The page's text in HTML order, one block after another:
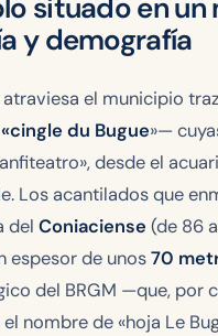
y demografía
atraviesa el municipio
«cingle du Bugue»—
desde el
Los acantilados que
del Coniaciense (de 86
espesor de unos70
del BRGM —que, por
nombre de «hoja Le